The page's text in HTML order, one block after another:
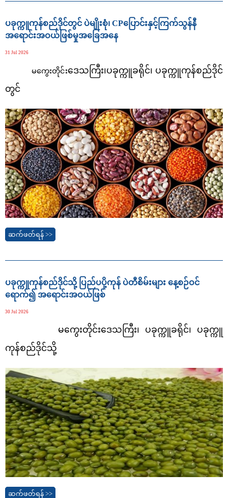
ပခုက္ကူကုန်စည်ဒိုင်တွင် ပဲမျိုးစုံ၊ CPပြောင်းနှင့်ကြက်သွန်နီ
အရောင်းအဝယ်ဖြစ်မှုအခြေအနေ
31 Jul 2026
မကွေးတိုင်းဒေသကြီး၊ပခုက္ကူခရိုင်၊ ပခုက္ကူကုန်စည်ဒိုင်
တွင်
ဆက်ဖတ်ရန် >>
ပခုက္ကူကုန်စည်ဒိုင်သို့ ပြည်ပပို့ကုန် ပဲတီစိမ်းများ နေ့စဉ်ဝင်
ရောက်၍ အရောင်းအဝယ်ဖြစ်
30 Jul 2026
မကွေးတိုင်းဒေသကြီး၊ ပခုက္ကူခရိုင်၊
ပခုက္ကူ
ကုန်စည်ဒိုင်သို့
ဆက်ဖတ်ရန် >>